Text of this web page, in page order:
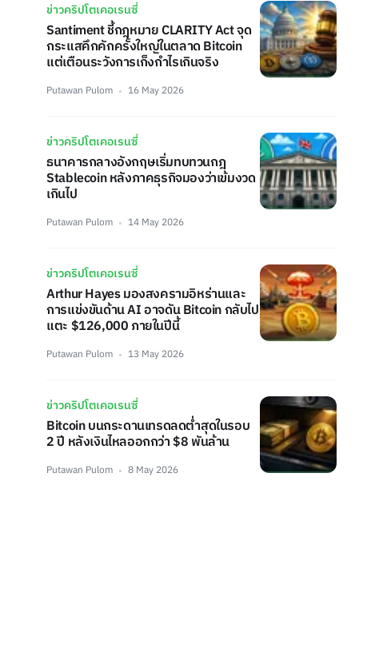
ข่าวคริปโตเคอเรนซี่
Santiment ชี้กฎหมาย CLARITY Act จุด
กระแสคึกคักครั้งใหญ่ในตลาด Bitcoin
แต่เตือนระวังการเก็งกำไรเกินจริง
Putawan Pulom 16 May 2026
ข่าวคริปโตเคอเรนซี่
ธนาคารกลางอังกฤษเริ่มทบทวนกฎ
Stablecoin หลังภาคธุรกิจมองว่าเข้มงวด
เกินไป
Putawan Pulom 14 May 2026
ข่าวคริปโตเคอเรนซี่
Arthur Hayes มองสงครามอิหร่านและ
การแข่งขันด้าน AI อาจดัน Bitcoin กลับไป
แตะ $126,000 ภายในปีนี้
Putawan Pulom 13 May 2026
ข่าวคริปโตเคอเรนซี่
Bitcoin บนกระดานเทรดลดต่ำสุดในรอบ
2 ปี หลังเงินไหลออกกว่า $8 พันล้าน
Putawan Pulom 8 May 2026